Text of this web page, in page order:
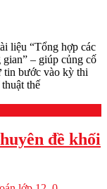
liệu “Tổng hợp các
– giúp củng cố
tin bước vào kỳ thi
thế
đề khối